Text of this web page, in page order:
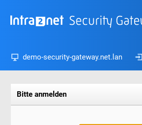
demo-security-gateway.net.lan
Bitte anmelden